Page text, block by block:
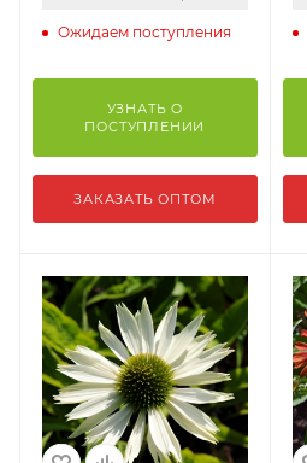
Ожидаем поступления
УЗНАТЬ О
ПОСТУПЛЕНИИ
ЗАКАЗАТЬ ОПТОМ